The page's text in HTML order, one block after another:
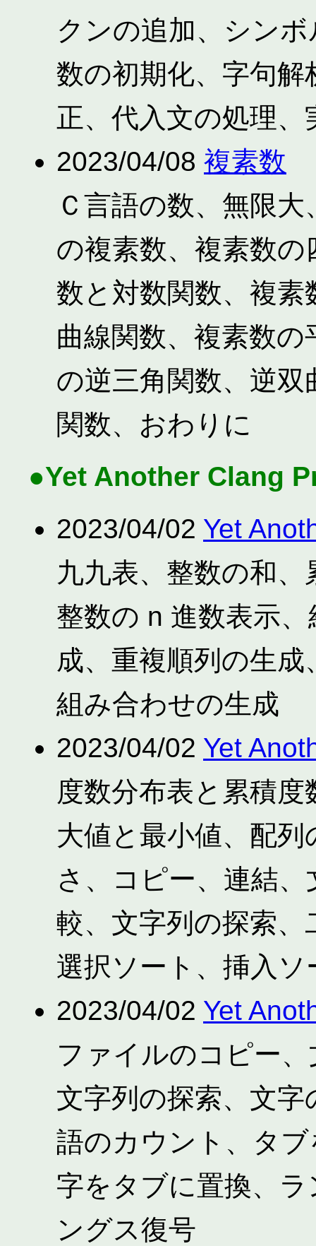
クンの追加、シン
数の初期化、字句
正、代入文の処理、
2023/04/08 複素数
Ｃ言語の数、無限
の複素数、複素数
数と対数関数、複
曲線関数、複素数
の逆三角関数、逆
関数、おわりに
●Yet Another Clang
2023/04/02 Yet
九九表、整数の和
整数の n 進数表示
成、重複順列の生
組み合わせの生成
2023/04/02 Yet
度数分布表と累積
大値と最小値、配
さ、コピー、連結
較、文字列の探索
選択ソート、挿入ソ
2023/04/02 Yet
ファイルのコピー
文字列の探索、文
語のカウント、タ
字をタブに置換、
ングス復号